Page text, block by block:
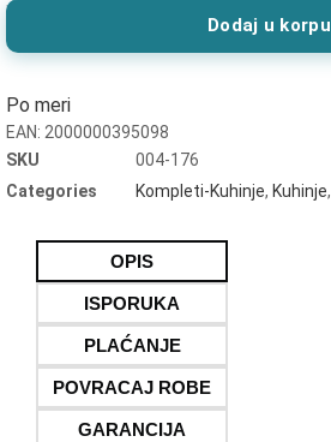
Dodaj u korpu
Po meri
EAN: 2000000395098
SKU
004-176
Categories
Kompleti-Kuhinje, Kuhinje,
OPIS
ISPORUKA
PLAĆANJE
POVRACAJ ROBE
GARANCIJA